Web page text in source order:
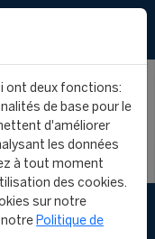
ont deux fonctions:
de base pour le
d'améliorer
les données
à tout moment
des cookies.
sur notre
Politique de